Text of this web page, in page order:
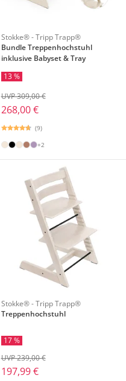
Stokke® - Tripp Trapp®
Bundle Treppenhochstuhl
inklusive Babyset & Tray
13 %
268,00 €
UVP 309,00 €
(9)
+2
Stokke® - Tripp Trapp®
Treppenhochstuhl
17 %
197,99 €
UVP 239,00 €